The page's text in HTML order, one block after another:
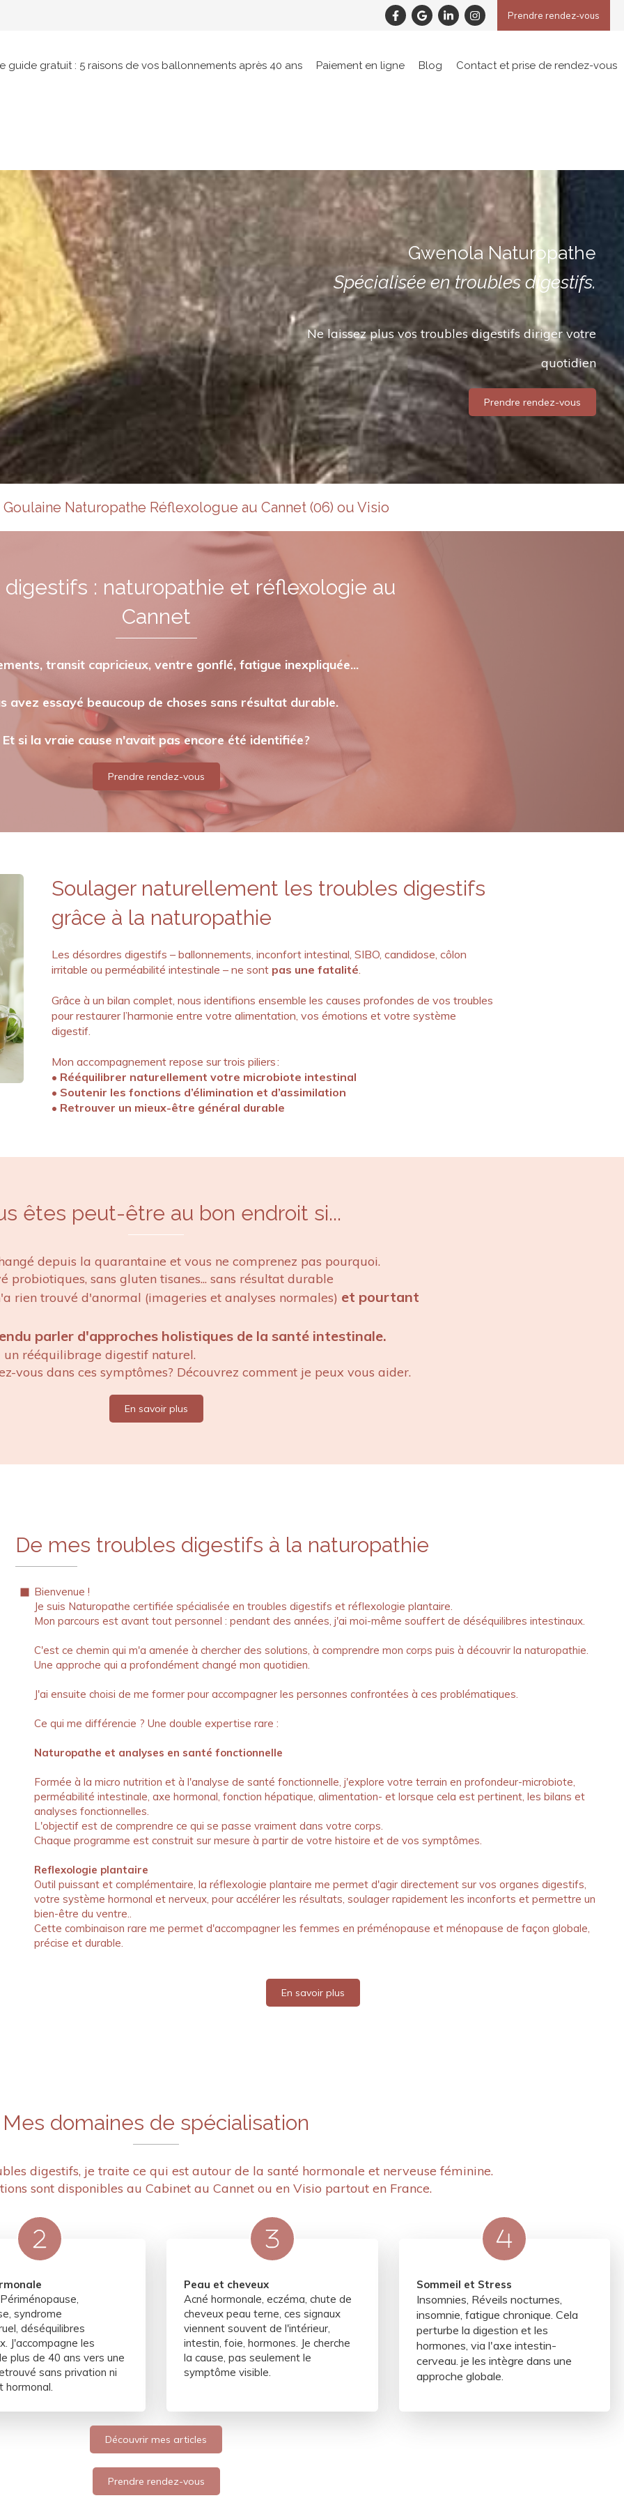
Prendre rendez-vous
guide gratuit : 5 raisons de vos ballonnements après 40 ans Paiement en ligne Blog Contact et prise de rendez-vous
Gwenola Naturopathe
Spécialisée en troubles digestifs.
Ne laissez plus vos troubles digestifs diriger votre
quotidien
Prendre rendez-vous
Naturopathe Réflexologue au Cannet (06) ou Visio
digestifs : naturopathie et réflexologie au
Cannet
transit capricieux, ventre gonflé, fatigue inexpliquée...
avez essayé beaucoup de choses sans résultat durable.
Et si la vraie cause n'avait pas encore été identifiée?
Prendre rendez-vous
Soulager naturellement les troubles digestifs
grâce à la naturopathie
Les désordres digestifs – ballonnements, inconfort intestinal, SIBO, candidose, côlon
irritable ou perméabilité intestinale – ne sont pas une fatalité.
Grâce à un bilan complet, nous identifions ensemble les causes profondes de vos troubles
pour restaurer l’harmonie entre votre alimentation, vos émotions et votre système
digestif.
Mon accompagnement repose sur trois piliers :
• Rééquilibrer naturellement votre microbiote intestinal
• Soutenir les fonctions d’élimination et d’assimilation
• Retrouver un mieux-être général durable
êtes peut-être au bon endroit si...
depuis la quarantaine et vous ne comprenez pas pourquoi.
probiotiques, sans gluten tisanes... sans résultat durable
rien trouvé d'anormal (imageries et analyses normales) et pourtant
parler d'approches holistiques de la santé intestinale.
un rééquilibrage digestif naturel.
vous dans ces symptômes? Découvrez comment je peux vous aider.
En savoir plus
De mes troubles digestifs à la naturopathie
Bienvenue !
Je suis Naturopathecertifiéespécialisée en troubles digestifs et réflexologie plantaire.
Mon parcours est avant tout personnel : pendant des années, j'ai moi-même souffert de déséquilibres intestinaux.
C'est ce chemin qui m'a amenée à chercher des solutions, à comprendre mon corps puis à découvrir la naturopathie.
Une approche qui a profondément changé mon quotidien.
J'ai ensuite choisi de me former pour accompagner les personnes confrontées à ces problématiques.
Ce qui me différencie ? Une double expertise rare :
Naturopathe et analyses en santé fonctionnelle
Formée à la micro nutrition et à l'analyse de santé fonctionnelle, j'explore votre terrain en profondeur-microbiote,
perméabilité intestinale, axe hormonal, fonction hépatique, alimentation- et lorsque cela est pertinent, les bilans et
analyses fonctionnelles.
L'objectif est de comprendre ce qui se passe vraiment dans votre corps.
Chaque programme est construit sur mesure à partir de votre histoire et de vos symptômes.
Reflexologie plantaire
Outil puissant et complémentaire, la réflexologie plantaire me permet d'agir directement sur vos organes digestifs,
votre système hormonal et nerveux, pour accélérer les résultats, soulager rapidement les inconforts et permettre un
bien-être du ventre..
Cette combinaison rare me permet d'accompagner les femmes en préménopause et ménopause de façon globale,
précise et durable.
En savoir plus
Mes domaines de spécialisation
digestifs, je traite ce qui est autour de la santé hormonale et nerveuse féminine.
sont disponibles au Cabinet au Cannet ou en Visio partout en France.
syndrome
déséquilibres
J'accompagne les
plus de 40 ans vers une
sans privation ni
hormonal.
Peau et cheveux
Acné hormonale, eczéma, chute de
cheveux peau terne, ces signaux
viennent souvent de l'intérieur,
intestin, foie, hormones. Je cherche
la cause, pas seulement le
symptôme visible.
Sommeil et Stress
Insomnies, Réveils nocturnes,
insomnie, fatigue chronique. Cela
perturbe la digestion et les
hormones, via l'axe intestin-
cerveau. je les intègre dans une
approche globale.
Découvrir mes articles
Prendre rendez-vous